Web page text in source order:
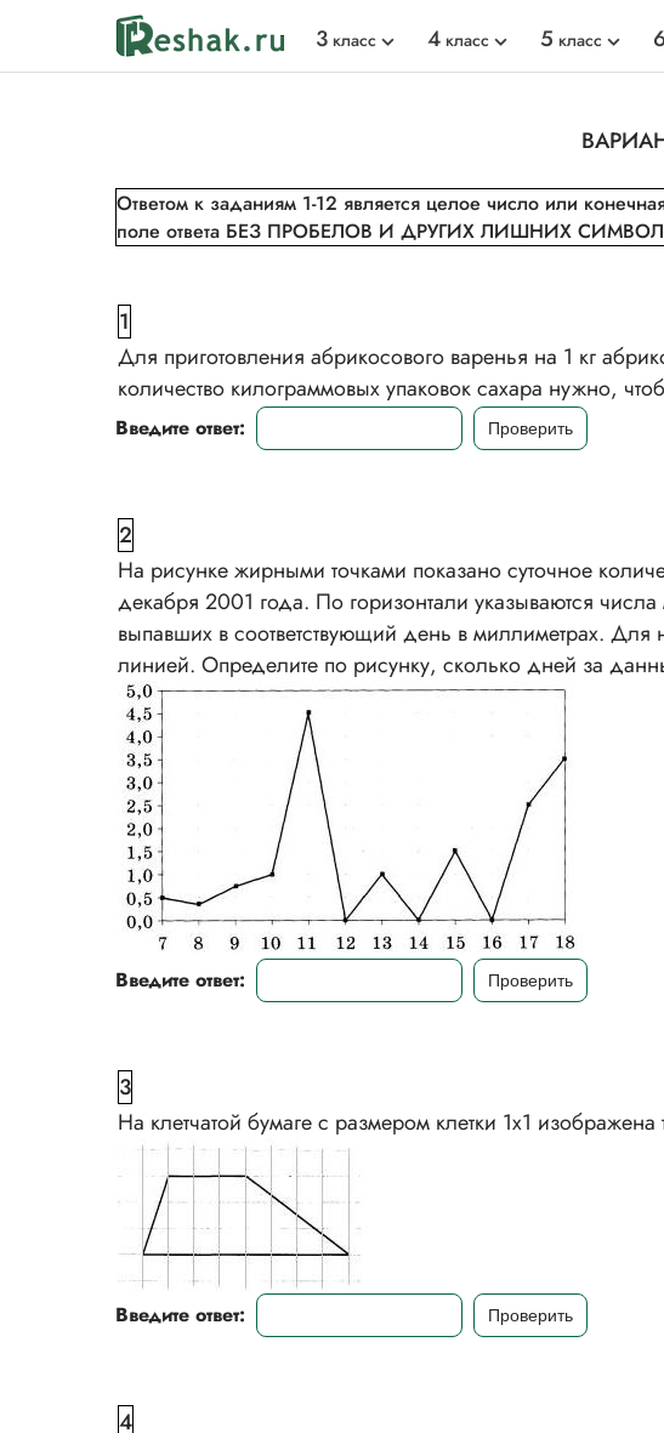
3 класс 4 класс 5 класс 6
Ответом к заданиям 1-12 является целое число или
поле ответа БЕЗ ПРОБЕЛОВ И ДРУГИХ ЛИШНИХ
1
Для приготовления абрикосового варенья на 1 кг
количество килограммовых упаковок сахара нужно,
Введите ответ:
2
На рисунке жирными точками показано суточное
декабря 2001 года. По горизонтали указываются
выпавших в соответствующий день в миллиметрах.
линией. Определите по рисунку, сколько дней за
Введите ответ:
3
На клетчатой бумаге с размером клетки 1x1
Введите ответ:
4